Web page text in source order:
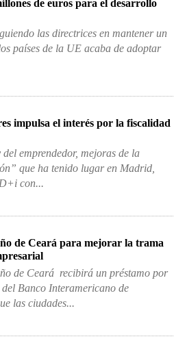
de euros para el desarrollo
las directrices en mantener un
países de la UE acaba de adoptar
impulsa el interés por la fiscalidad
emprendedor, mejoras de la
que ha tenido lugar en Madrid,
con...
de Ceará para mejorar la trama
de Ceará recibirá un préstamo por
Banco Interamericano de
las ciudades...